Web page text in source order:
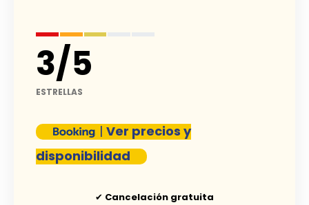
3/5
ESTRELLAS
| Ver precios y
disponibilidad
✔ Cancelación gratuita